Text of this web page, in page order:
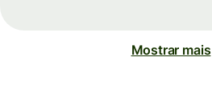
Mostrar mais